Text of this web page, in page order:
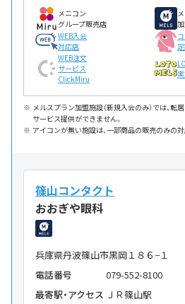
メニコン
グループ販売店
WEB入会
対応店
WEB注文
サービス
ClickMiru
メルスプラン加盟施設（新規入会のみ）では、転
サービス提供ができません。
アイコンが無い施設は、一部商品の販売のみの対
篠山コンタクト
おおぎや眼科
兵庫県丹波篠山市黒岡１８６−１
電話番号
079-552-8100
最寄駅・アクセス ＪＲ篠山駅